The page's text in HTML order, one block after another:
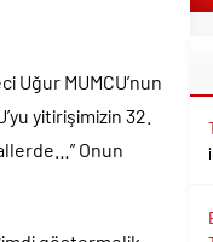
Uğur MUMCU’nun
yitirişimizin 32.
Onun